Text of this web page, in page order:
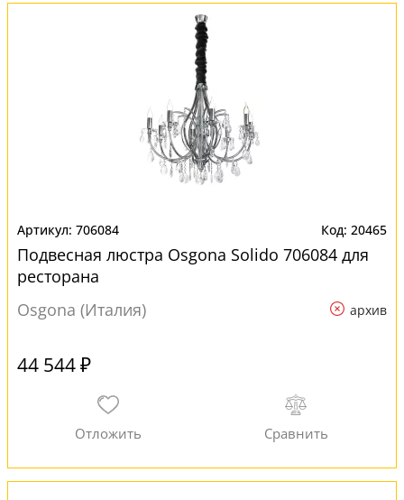
706084 20465
Подвесная люстра Osgona Solido 706084 для
ресторана
Osgona (Италия)
архив
44 544 ₽